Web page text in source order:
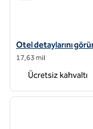
Homewood Suites
Otel detaylarını
17,63 mil
Ücretsiz kahvaltı
1 / 12